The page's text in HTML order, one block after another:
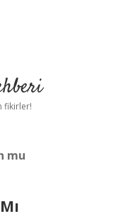
fikirler!
mu